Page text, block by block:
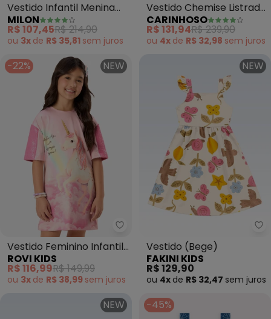
Vestido Infantil Menina
com Pérolas (Azul)
MILON
R$ 107,45R$ 214,90
ou 3x de R$ 35,81 sem juros
Vestido Chemise Listrado
(Azul)
CARINHOSO
R$ 131,94R$ 239,90
ou 4x de R$ 32,98 sem juros
-22% NEW
Rovi Kids - Vestido Feminino
Vestido Feminino Infantil
Malha Tech (Rosa)
ROVI KIDS
R$ 116,99R$ 149,99
ou 3x de R$ 38,99 sem juros
NEW
Vestido (Bege)
FAKINI KIDS
R$ 129,90
ou 4x de R$ 32,47 sem juros
NEW -45%